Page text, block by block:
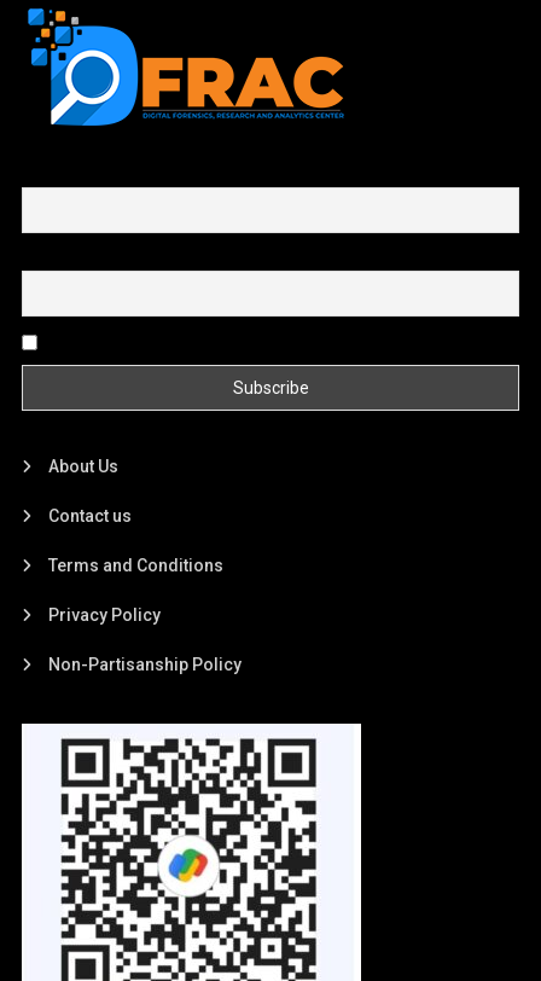
About Us
Contact us
Terms and Conditions
Privacy Policy
Non-Partisanship Policy